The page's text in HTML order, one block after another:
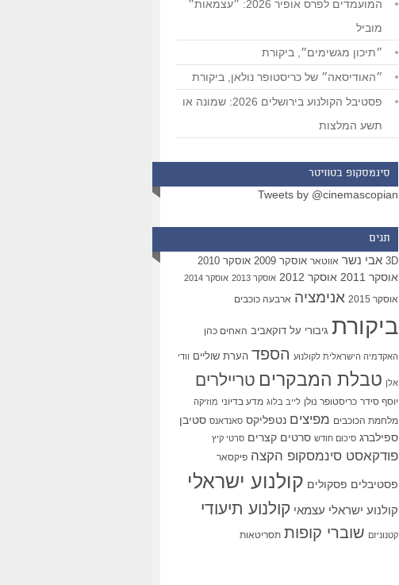
המועמדים לפרס אופיר 2026: ״עצמאות״
מוביל
״תיכון מגשימים״, ביקורת
״האודיסאה״ של כריסטופר נולאן, ביקורת
פסטיבל הקולנוע בירושלים 2026: שמונה או
תשע המלצות
סינמסקופ בטוויטר
Tweets by @cinemascopian
תגים
3D אבי נשר אווטאר אוסקר 2009 אוסקר 2010
אוסקר 2011 אוסקר 2012 אוסקר 2013 אוסקר 2014
אוסקר 2015 אנימציה ארבעה כוכבים
ביקורת גיבורי על דוקאביב האחים כהן
האקדמיה הישראלית לקולנוע הספד הערת שוליים וודי
אלן טבלת המבקרים טריילרים
יוסף סידר כריסטופר נולן לייב בלוג מדע בדיוני מוזיקה
מלחמת הכוכבים מפיצים נטפליקס סאנדאנס סטיבן
ספילברג סיכום חודש סרטים קצרים סרטי קיץ
פודקאסט סינמסקופ הקצה פיקסאר
פסטיבלים פסקולים קולנוע ישראלי
קולנוע ישראלי עצמאי קולנוע תיעודי
קטנוניזם שוברי קופות תסריטאות